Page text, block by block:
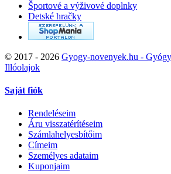
Športové a výživové doplnky
Detské hračky
© 2017 - 2026 Gyogy-novenyek.hu -
Illóolajok
Saját fiók
Rendeléseim
Áru visszatérítéseim
Számlahelyesbítőim
Címeim
Személyes adataim
Kuponjaim